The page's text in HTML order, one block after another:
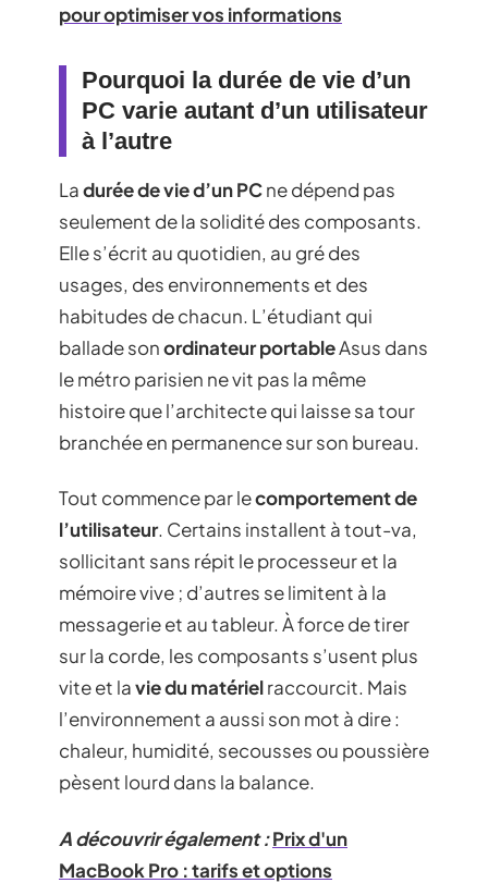
pour optimiser vos informations
Pourquoi la durée de vie d’un
PC varie autant d’un utilisateur
à l’autre
Ladurée de vie d’un PCne dépend pas
seulement de la solidité des composants.
Elle s’écrit au quotidien, au gré des
usages, des environnements et des
habitudes de chacun. L’étudiant qui
ballade sonordinateur portableAsus dans
le métro parisien ne vit pas la même
histoire que l’architecte qui laisse sa tour
branchée en permanence sur son bureau.
Tout commence par lecomportement de
l’utilisateur. Certains installent à tout-va,
sollicitant sans répit le processeur et la
mémoire vive ; d’autres se limitent à la
messagerie et au tableur. À force de tirer
sur la corde, les composants s’usent plus
vite et lavie du matérielraccourcit. Mais
l’environnement a aussi son mot à dire :
chaleur, humidité, secousses ou poussière
pèsent lourd dans la balance.
A découvrir également :Prix d'un
MacBook Pro : tarifs et options